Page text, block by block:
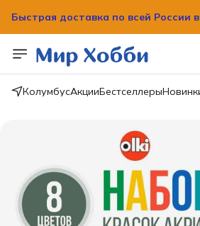
Быстрая доставка по всей России
Быстрая доставка по всей России
вашим домом!
КолумбусАкцииБестселлеры